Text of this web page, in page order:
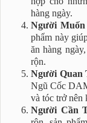
hàng ngày.
Người
phẩm này
ăn hàng
rộn.
Người Quan
Ngũ Cốc
và tóc trở nên
Người Cần